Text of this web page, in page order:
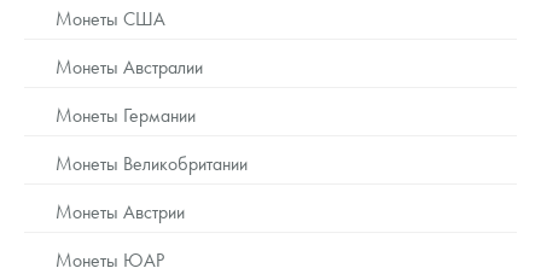
Монеты США
Монеты Австралии
Монеты Германии
Монеты Великобритании
Монеты Австрии
Монеты ЮАР